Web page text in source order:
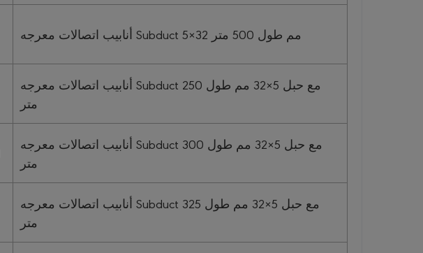
أنابيب اتصالات معرجه Subduct 5×32 مم طول 500 متر
أنابيب اتصالات معرجه Subduct مع حبل 5×32 مم طول 250
متر
أنابيب اتصالات معرجه Subduct مع حبل 5×32 مم طول 300
متر
أنابيب اتصالات معرجه Subduct مع حبل 5×32 مم طول 325
متر